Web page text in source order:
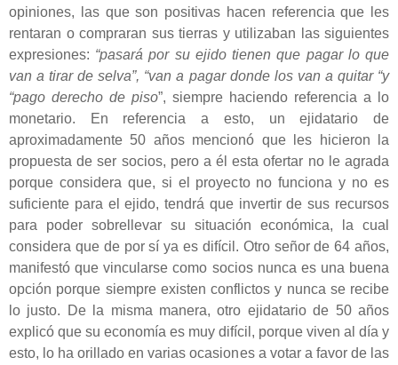
opiniones, las que son positivas hacen referencia que les
rentaran o compraran sus tierras y utilizaban las siguientes
expresiones: “pasará por su ejido tienen que pagar lo que
van a tirar de selva”, “van a pagar donde los van a quitar “y
“pago derecho de piso”, siempre haciendo referencia a lo
monetario. En referencia a esto, un ejidatario de
aproximadamente 50 años mencionó que les hicieron la
propuesta de ser socios, pero a él esta ofertar no le agrada
porque considera que, si el proyecto no funciona y no es
suficiente para el ejido, tendrá que invertir de sus recursos
para poder sobrellevar su situación económica, la cual
considera que de por sí ya es difícil. Otro señor de 64 años,
manifestó que vincularse como socios nunca es una buena
opción porque siempre existen conflictos y nunca se recibe
lo justo. De la misma manera, otro ejidatario de 50 años
explicó que su economía es muy difícil, porque viven al día y
esto, lo ha orillado en varias ocasiones a votar a favor de las